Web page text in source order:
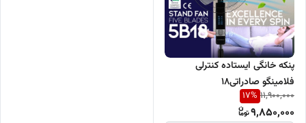
پنکه خانگی ایستاده کنترلی
فلامینگو صادراتی۱۸
تعویض۲سال،باموتورپرقدرت نیمه
11,900,000
17%
9,850,000